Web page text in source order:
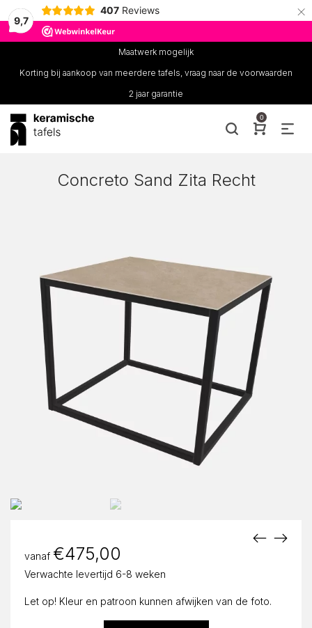
9,7
407 Reviews ×
Maatwerk mogelijk
Korting bij aankoop van meerdere tafels, vraag naar de voorwaarden
2 jaar garantie
0
Concreto Sand Zita Recht
vanaf €475,00
Verwachte levertijd 6-8 weken
Let op! Kleur en patroon kunnen afwijken van de foto.